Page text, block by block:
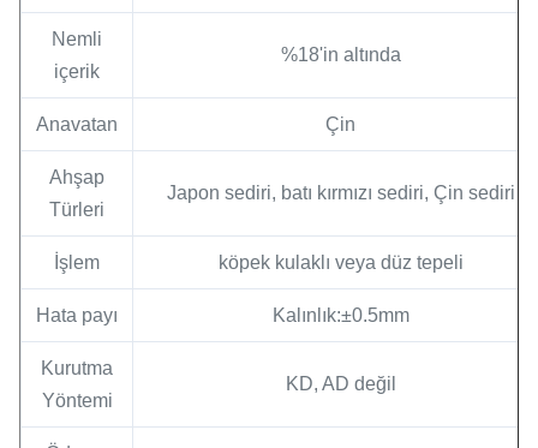
Nemli
içerik
%18'in altında
Anavatan Çin
Ahşap
Türleri
Japon sediri, batı kırmızı sediri, Çin sediri
İşlem köpek kulaklı veya düz tepeli
Hata payı Kalınlık:±0.5mm
Kurutma
Yöntemi
KD, AD değil